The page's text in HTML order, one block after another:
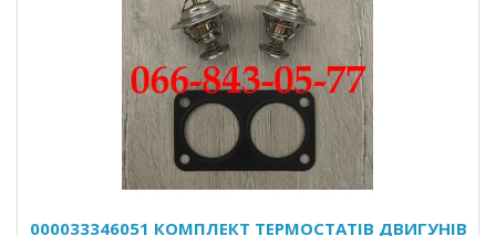
000033346051 КОМПЛЕКТ ТЕРМОСТАТІВ ДВИГУНІВ